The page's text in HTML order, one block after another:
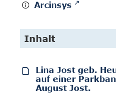
Arcinsys
Inhalt
Lina Jost geb.
auf einer
August Jost.